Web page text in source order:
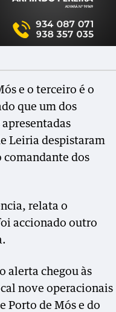
e o terceiro é o
que um dos
Leiria despistaram
comandante dos
relata o
accionado outro
alerta chegou às
nove operacionais
Porto de Mós e do